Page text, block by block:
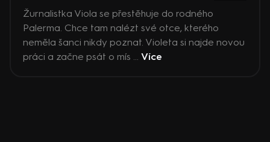
Žurnalistka Viola se přestěhuje do rodného
Palerma. Chce tam nalézt své otce, kterého
neměla šanci nikdy poznat. Violeta si najde novou
práci a začne psát o mís ... Více